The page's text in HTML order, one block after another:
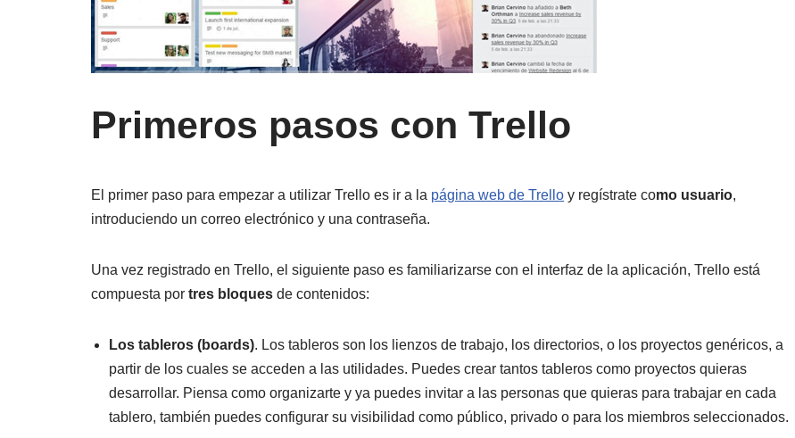
Primeros pasos con Trello
El primer paso para empezar a utilizar Trello es ir a la página web de Trello y regístrate como usuario,
introduciendo un correo electrónico y una contraseña.
Una vez registrado en Trello, el siguiente paso es familiarizarse con el interfaz de la aplicación, Trello está
compuesta por tres bloques de contenidos:
Los tableros (boards). Los tableros son los lienzos de trabajo, los directorios, o los proyectos genéricos, a
partir de los cuales se acceden a las utilidades. Puedes crear tantos tableros como proyectos quieras
desarrollar. Piensa como organizarte y ya puedes invitar a las personas que quieras para trabajar en cada
tablero, también puedes configurar su visibilidad como público, privado o para los miembros seleccionados.